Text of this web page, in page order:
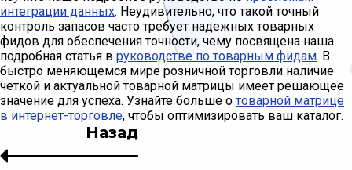
интеграции данных. Неудивительно, что такой точный
контроль запасов часто требует надежных товарных
фидов для обеспечения точности, чему посвящена наша
подробная статья в руководстве по товарным фидам. В
быстро меняющемся мире розничной торговли наличие
четкой и актуальной товарной матрицы имеет решающее
значение для успеха. Узнайте больше о товарной матрице
в интернет-торговле, чтобы оптимизировать ваш каталог.
Назад